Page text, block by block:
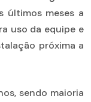
últimos meses a
uso da equipe e
próxima a
sendo maioria